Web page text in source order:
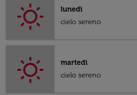
lunedì
cielo sereno
martedì
cielo sereno